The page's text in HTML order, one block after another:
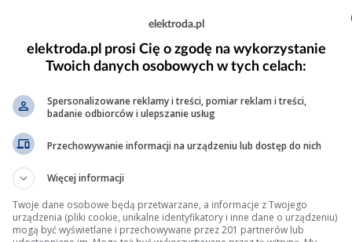
impulsy - brak sygnału.
impulsów na obrót) - błędne wskazania.
rezystora pull-up (np. 10 kΩ) między
konieczne.
najpopularniejsze chińskie obrotomierze
a czujniki są konstruowane tak, by wymagać
and Play”, gdzie w komplecie znajduje się czujnik
indukcyjnych).
elektroda.pl
elektroda.pl prosi Cię o zgodę na wykorzystanie
Twoich danych osobowych w tych celach:
Spersonalizowane reklamy i treści, pomiar reklam i treści,
badanie odbiorców i ulepszanie usług
Przechowywanie informacji na urządzeniu lub dostęp do nich
Więcej informacji
Twoje dane osobowe będą przetwarzane, a informacje z Twojego
urządzenia (pliki cookie, unikalne identyfikatory i inne dane o urządzeniu)
mogą być wyświetlane i przechowywane przez 201 partnerów lub